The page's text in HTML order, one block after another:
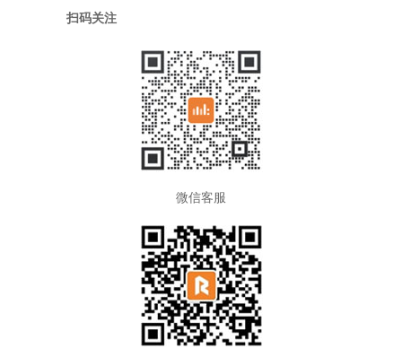
扫码关注
微信客服